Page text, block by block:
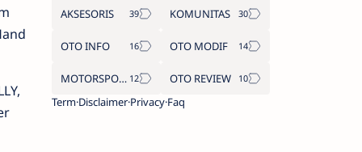
AKSESORIS KOMUNITAS
OTO INFO OTO MODIF
MOTORSPORT
OTO REVIEW
TermDisclaimerPrivacyFaq